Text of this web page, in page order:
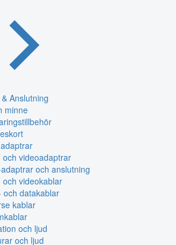
Anslutning
minne
och videoadaptrar
och anslutning
och videokablar
och datakablar
kablar
och ljud
och ljud